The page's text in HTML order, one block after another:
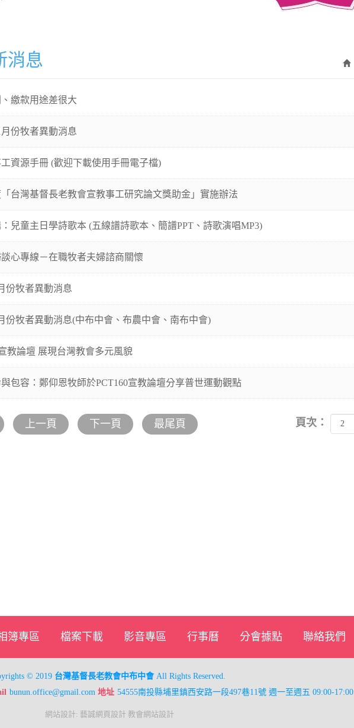
消息
繳款用途差很大
月份牧者異動消息
工資源手冊 (歡迎下載使用手冊電子檔)
「台灣基督長老教會宣教事工研究論文獎助金」實施辦法
兒童主日學詩歌本 (五線譜詩歌本、簡譜PPT、詩歌演唱MP3)
心專線－在職牧者夫婦諮商關懷
份牧者異動消息
份牧者異動消息(中布中會、布農中會、南布中會)
教論壇 展現台灣教會多元風貌
包容：鄭仰恩牧師於PCT160宣教論壇分享普世運動觀點
上一頁 下一頁 最尾頁 頁次：
簿專區 檔案下載 影音專區 行事曆 分會據點 聯絡我們
© 2019 台灣基督長老教會中布中會All Rights Reserved.
bunun.office@gmail.com 地址 54555南投縣埔里鎮西安路一段497巷11號 週一至週五 09:00-17:00
網站設計: 藝誠網頁設計 教會網站設計